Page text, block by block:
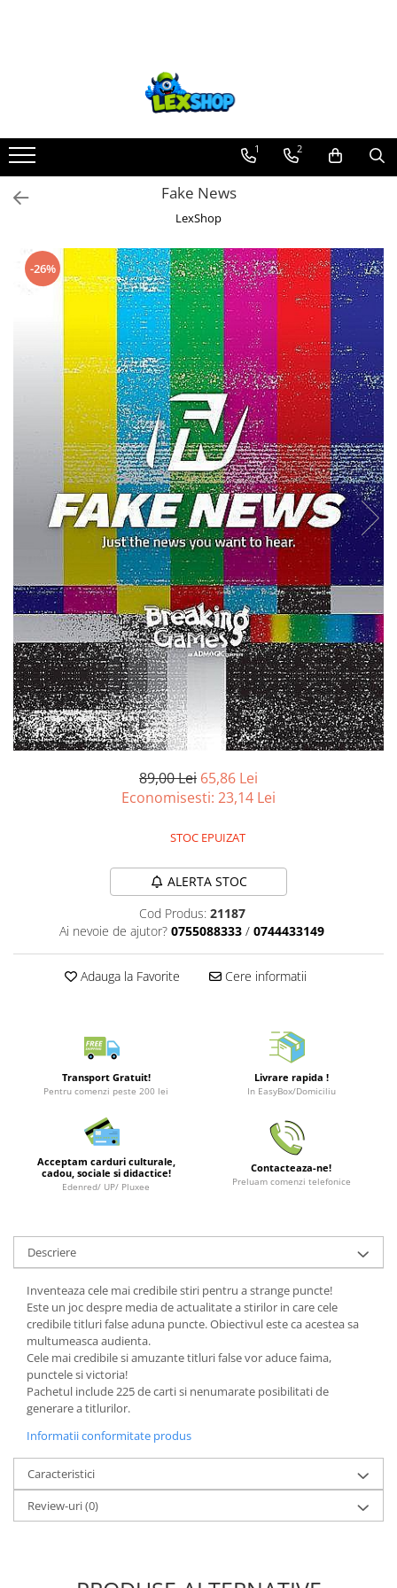
Board Games
Extensii boardgames
Card Games (jocuri cu carti)
Jocuri pentru toata familia
Party Games (jocuri de petrecere)
Jocuri pentru copii
Puzzle-uri logice
Jocuri cu miniaturi
Battletech
Final Girl - solo game
Miniaturi Arkham Horror
Miniaturi HEROCLIX
Accesorii pentru boardgames
Protectii carti (Sleeves)
Playmats
Deck Boxes/Cutii pentru carti
Portofolii/ Clasoare pentru carti
The Army Painter
Organizatoare
Zaruri
Carti
Carti de joc
Merch Lex Hobby Store
Geek Stuff
Plusuri si papusi
Decoratiuni
Studio Ghibli/My Neighbor
Totoro/Kiki etc
Dragon Ball
One Piece
Lord of The Rings
Naruto Shippuden
Sailor Moon
Harry Potter
Fallout
Stranger Things
Retro Arcade – Jocuri, Console si
1 2
Fake News
LexShop
-26%
89,00 Lei 65,86 Lei
Economisesti: 23,14 Lei
STOC EPUIZAT
ALERTA STOC
Cod Produs: 21187
Ai nevoie de ajutor? 0755088333 / 0744433149
Adauga la Favorite Cere informatii
Transport Gratuit!
Pentru comenzi peste 200 lei
Livrare rapida !
In EasyBox/Domiciliu
Acceptam carduri culturale,
cadou, sociale si didactice!
Edenred/ UP/ Pluxee
Contacteaza-ne!
Preluam comenzi telefonice
Descriere
Inventeaza cele mai credibile stiri pentru a strange puncte!
Este un joc despre media de actualitate a stirilor in care cele
credibile titluri false aduna puncte. Obiectivul este ca acestea sa
multumeasca audienta.
Cele mai credibile si amuzante titluri false vor aduce faima,
punctele si victoria!
Pachetul include 225 de carti si nenumarate posibilitati de
generare a titlurilor.
Informatii conformitate produs
Caracteristici
Review-uri(0)